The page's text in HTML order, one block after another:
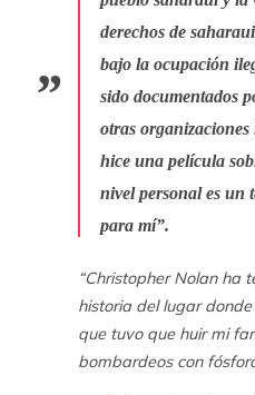
derechos de
bajo la ocupación
sido documentados
otras
hice una película
nivel personal es un
para mí”.
“Christopher Nolan ha
historia del lugar
que tuvo que huir mi
bombardeos con